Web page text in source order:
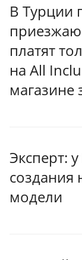
В Турции
платят
на All
магазине
Эксперт:
создания
модели